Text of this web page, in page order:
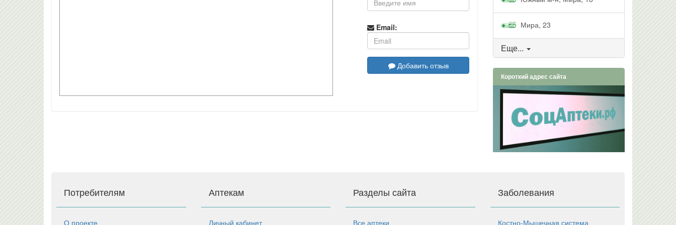
Email:
Добавить отзыв
Мира, 23
Еще...
Короткий адрес сайта
Потребителям
О проекте
Аптекам
Личный кабинет
Разделы сайта
Все аптеки
Заболевания
Костно-Мышечная система